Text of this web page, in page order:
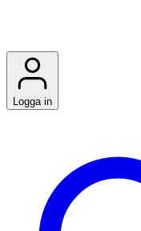
Logga in